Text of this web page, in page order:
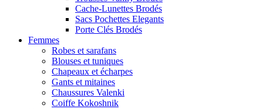
Cache-Lunettes Brodés
Sacs Pochettes Elegants
Porte Clés Brodés
Femmes
Robes et sarafans
Blouses et tuniques
Chapeaux et écharpes
Gants et mitaines
Chaussures Valenki
Coiffe Kokoshnik